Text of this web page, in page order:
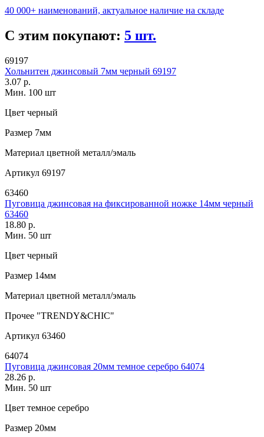
40 000+ наименований, актуальное наличие на складе
С этим покупают: 5 шт.
69197
Хольнитен джинсовый 7мм черный 69197
3.07 р.
Мин. 100 шт
Цвет черный
Размер 7мм
Материал цветной металл/эмаль
Артикул 69197
63460
Пуговица джинсовая на фиксированной ножке 14мм черный
63460
18.80 р.
Мин. 50 шт
Цвет черный
Размер 14мм
Материал цветной металл/эмаль
Прочее "TRENDY&CHIC"
Артикул 63460
64074
Пуговица джинсовая 20мм темное серебро 64074
28.26 р.
Мин. 50 шт
Цвет темное серебро
Размер 20мм